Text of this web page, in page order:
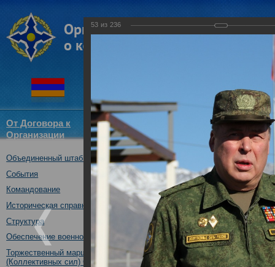
От Договора к
Организации
Структура
ОДКБ
Новости
Объединенный штаб ОДКБ
События
Командование
Историческая справка
Структура
Обеспечение военной безопасности
Торжественный марш Войск
(Коллективных сил) ОДКБ
Совместное тактическое
«Рубеж-2016»
04.10.2016
53 из 236